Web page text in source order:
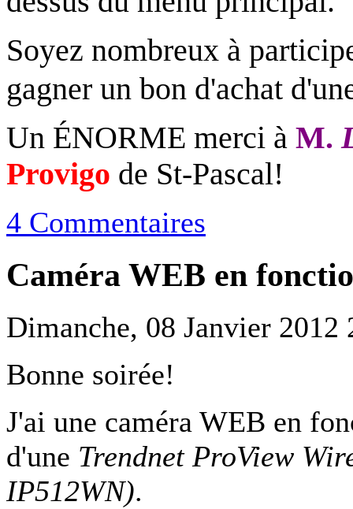
Soyez nombreux à
gagner un bon d'achat
Un ÉNORME merci à M.
Provigo de St-Pascal!
4 Commentaires
Caméra WEB en
Dimanche, 08 Janvier 2012
Bonne soirée!
J'ai une caméra WEB en
d'une Trendnet ProView
IP512WN).